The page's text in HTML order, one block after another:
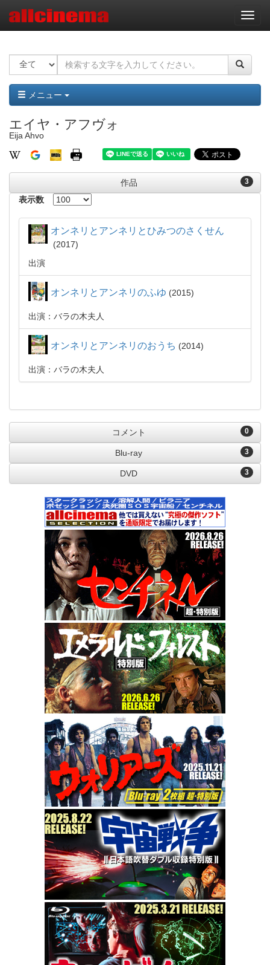
ナ
ビ
ー
ョ
ン
メニュー
エイヤ・アフヴォ
Eija Ahvo
3
作品
表示数
オンネリとアンネリとひみつのさくせん
2017
出演
オンネリとアンネリのふゆ 2015
出演：バラの木夫人
オンネリとアンネリのおうち 2014
出演：バラの木夫人
0
コメント
3
Blu-ray
3
DVD